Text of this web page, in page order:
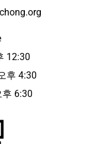
12:30
후 4:30
6:30